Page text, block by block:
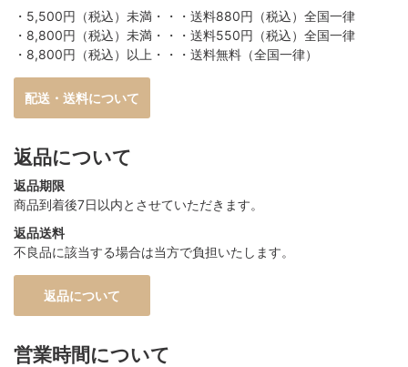
・5,500円（税込）未満・・・送料880円（税込）全国一律
・8,800円（税込）未満・・・送料550円（税込）全国一律
・8,800円（税込）以上・・・送料無料（全国一律）
配送・送料について
返品について
返品期限
商品到着後7日以内とさせていただきます。
返品送料
不良品に該当する場合は当方で負担いたします。
返品について
営業時間について